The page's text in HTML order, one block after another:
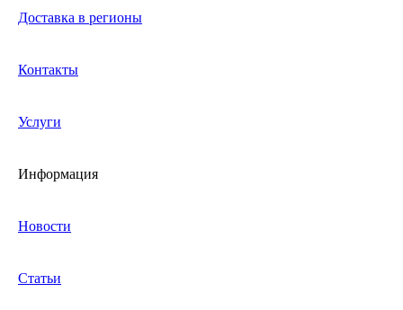
Доставка в регионы
Контакты
Услуги
Информация
Новости
Статьи